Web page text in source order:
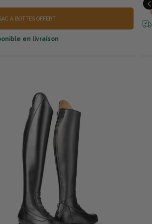
À BOTTES OFFERT
en livraison